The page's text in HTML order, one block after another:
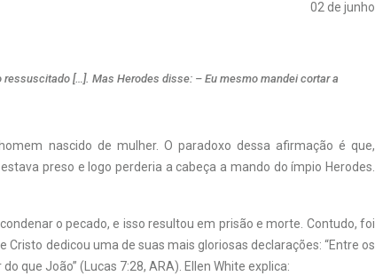
02 de junho
[…]. Mas Herodes disse: – Eu mesmo mandei cortar a
nascido de mulher. O paradoxo dessa afirmação é que,
preso e logo perderia a cabeça a mando do ímpio Herodes.
o pecado, e isso resultou em prisão e morte. Contudo, foi
Cristo dedicou uma de suas mais gloriosas declarações: “Entre os
que João” (Lucas 7:28, ARA). Ellen White explica: